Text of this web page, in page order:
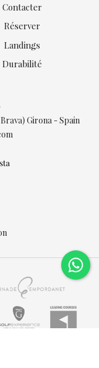
Girona - Spain
Contacter
Réserver
Landings
Durabilité